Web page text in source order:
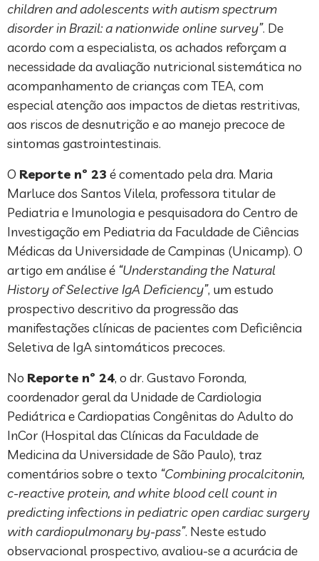
children and adolescents with autism spectrum
disorder in Brazil: a nationwide online survey”. De
acordo com a especialista, os achados reforçam a
necessidade da avaliação nutricional sistemática no
acompanhamento de crianças com TEA, com
especial atenção aos impactos de dietas restritivas,
aos riscos de desnutrição e ao manejo precoce de
sintomas gastrointestinais.
O Reporte nº 23 é comentado pela dra. Maria
Marluce dos Santos Vilela, professora titular de
Pediatria e Imunologia e pesquisadora do Centro de
Investigação em Pediatria da Faculdade de Ciências
Médicas da Universidade de Campinas (Unicamp). O
artigo em análise é “Understanding the Natural
History of Selective IgA Deficiency”, um estudo
prospectivo descritivo da progressão das
manifestações clínicas de pacientes com Deficiência
Seletiva de IgA sintomáticos precoces.
No Reporte nº 24, o dr. Gustavo Foronda,
coordenador geral da Unidade de Cardiologia
Pediátrica e Cardiopatias Congênitas do Adulto do
InCor (Hospital das Clínicas da Faculdade de
Medicina da Universidade de São Paulo), traz
comentários sobre o texto “Combining procalcitonin,
c-reactive protein, and white blood cell count in
predicting infections in pediatric open cardiac surgery
with cardiopulmonary by-pass”. Neste estudo
observacional prospectivo, avaliou-se a acurácia de